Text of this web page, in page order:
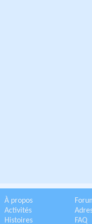
À propos
Activités
Histoires
FAQ